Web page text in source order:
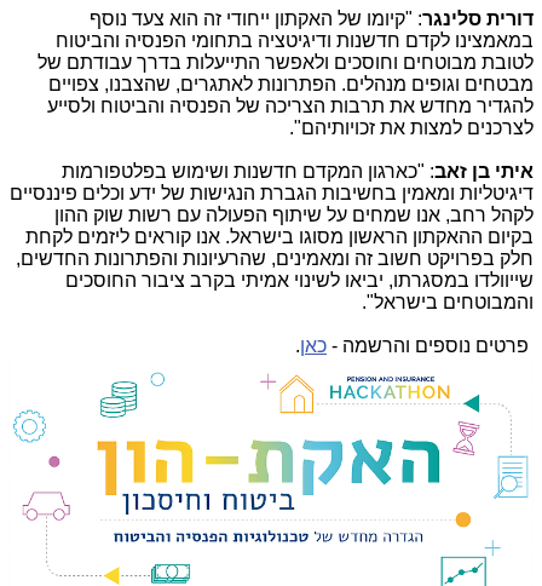
דורית סלינגר: "קיומו של האקתון ייחודי זה הוא צעד נוסף
במאמצינו לקדם חדשנות ודיגיטציה בתחומי הפנסיה והביטוח
לטובת מבוטחים וחוסכים ולאפשר התייעלות בדרך עבודתם של
מבטחים וגופים מנהלים. הפתרונות לאתגרים, שהצבנו, צפויים
להגדיר מחדש את תרבות הצריכה של הפנסיה והביטוח ולסייע
לצרכנים למצות את זכויותיהם".
איתי בן זאב: "כארגון המקדם חדשנות ושימוש בפלטפורמות
דיגיטליות ומאמין בחשיבות הגברת הנגישות של ידע וכלים פיננסיים
לקהל רחב, אנו שמחים על שיתוף הפעולה עם רשות שוק ההון
בקיום ההאקתון הראשון מסוגו בישראל. אנו קוראים ליזמים לקחת
חלק בפרויקט חשוב זה ומאמינים, שהרעיונות והפתרונות החדשים,
שייוולדו במסגרתו, יביאו לשינוי אמיתי בקרב ציבור החוסכים
והמבוטחים בישראל".
פרטים נוספים והרשמה - כאן.